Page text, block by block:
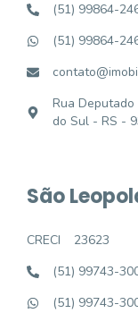
(51) 99864-
(51) 99864-
Rua
do Sul - RS -
São
CRECI
23623
(51) 99743-
(51) 99743-